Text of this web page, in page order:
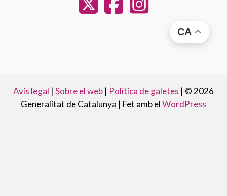
CA
Avís legal | Sobre el web | Política de galetes | © 2026
Generalitat de Catalunya | Fet amb elWordPress